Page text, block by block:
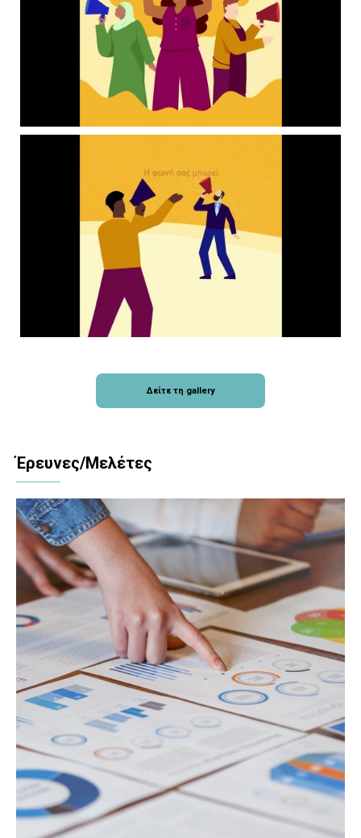
Δείτε τη gallery
Έρευνες/Μελέτες